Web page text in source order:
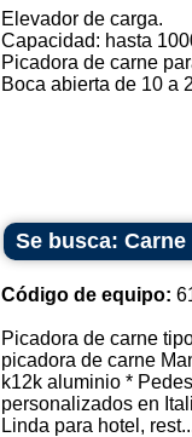
Elevador de carga.
Capacidad: hasta
Picadora de carne
Boca abierta de 10 a
Se busca:
Código de equipo:
Picadora de carne
picadora de carne
k12k aluminio *
personalizados en
Linda para hotel,